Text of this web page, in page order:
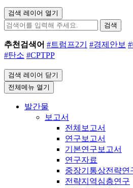
검색 레이어 열기
검색
추천검색어 #트럼프2기 #경제안보
#탄소 #CPTPP
검색 레이어 닫기
전체메뉴 열기
발간물
보고서
전체보고서
연구보고서
기본연구보고서
연구자료
중장기통상전략연
전략지역심층연구